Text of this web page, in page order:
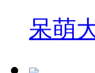
呆萌